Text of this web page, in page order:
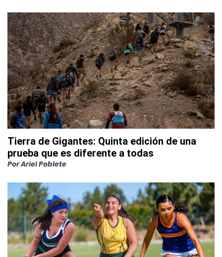
Tierra de Gigantes: Quinta edición de una
prueba que es diferente a todas
PorAriel Poblete